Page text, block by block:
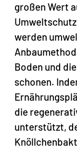
großen Wert
werden
Boden und
schonen.
die
unterstützt,